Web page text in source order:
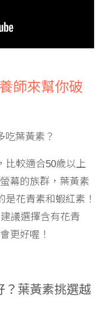
師來幫你破
吃葉黃素？
比較適合50歲以上
幕的族群，葉黃素
花青素和蝦紅素！
議選擇含有花青
更好喔！
？葉黃素挑選越